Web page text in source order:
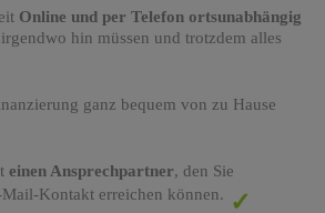
Online und per Telefon ortsunabhängig
hin müssen und trotzdem alles
ganz bequem von zu Hause
einen Ansprechpartner, den Sie
Kontakt erreichen können.